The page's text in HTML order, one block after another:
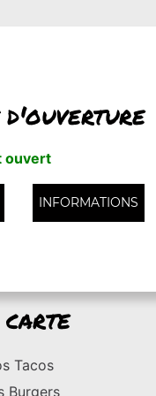
ouvert
INFORMATIONS
Tacos
Burgers